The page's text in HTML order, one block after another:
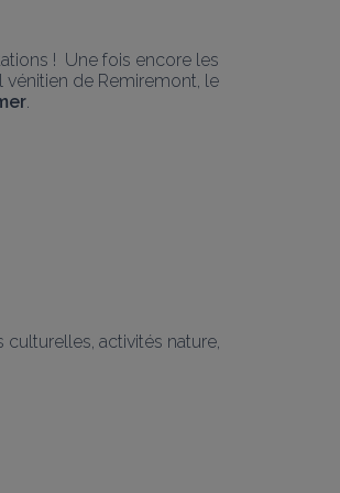
!  Une fois encore les
vénitien de Remiremont, le
.
activités nature,